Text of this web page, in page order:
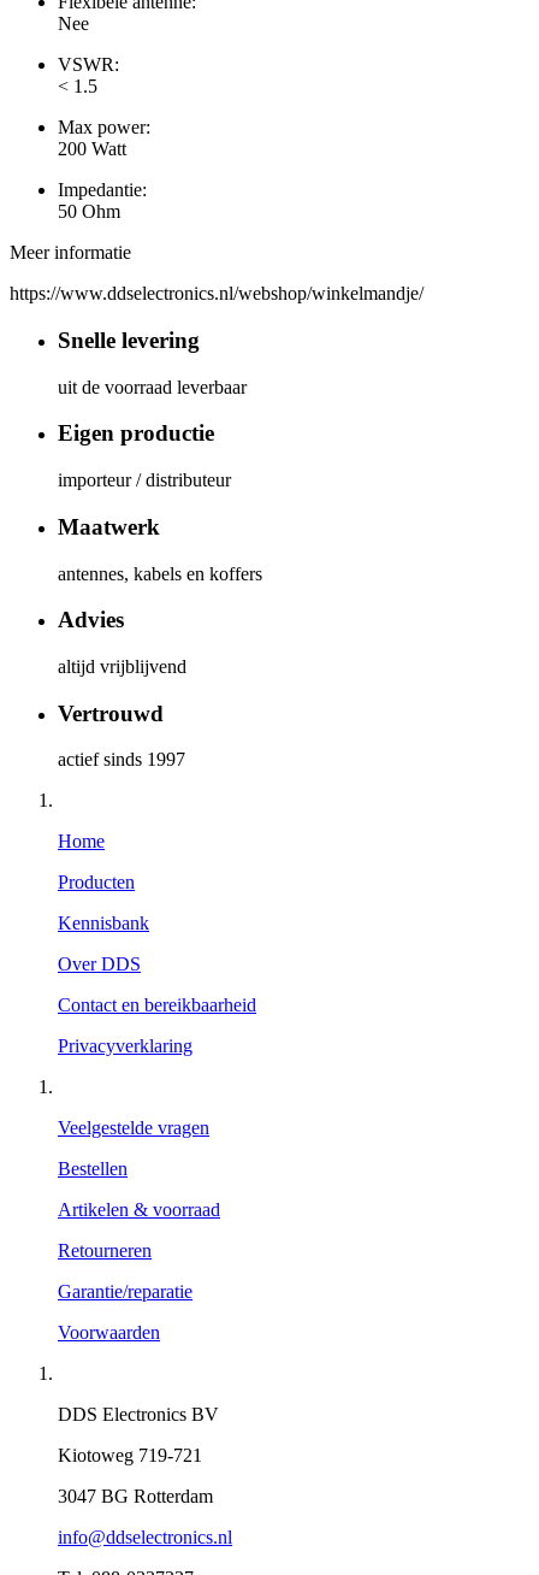
Nee
VSWR:
< 1.5
Max power:
200 Watt
Impedantie:
50 Ohm
Meer informatie
https://www.ddselectronics.nl/webshop/winkelmandje/
Snelle levering
uit de voorraad leverbaar
Eigen productie
importeur / distributeur
Maatwerk
antennes, kabels en koffers
Advies
altijd vrijblijvend
Vertrouwd
actief sinds 1997
Home
Producten
Kennisbank
Over DDS
Contact en bereikbaarheid
Privacyverklaring
Veelgestelde vragen
Bestellen
Artikelen & voorraad
Retourneren
Garantie/reparatie
Voorwaarden
DDS Electronics BV
Kiotoweg 719-721
3047 BG Rotterdam
info@ddselectronics.nl